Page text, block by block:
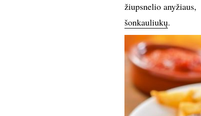
žiupsnelio anyžiaus,
šonkauliukų.